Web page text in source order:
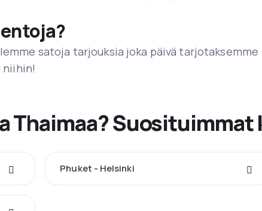
satoja tarjouksia joka päivä tarjotaksemme
niihin!
Thaimaa?
Phuket - Helsinki